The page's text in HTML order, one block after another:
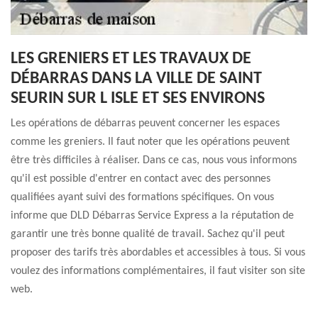
LES GRENIERS ET LES TRAVAUX DE
DÉBARRAS DANS LA VILLE DE SAINT
SEURIN SUR L ISLE ET SES ENVIRONS
Les opérations de débarras peuvent concerner les espaces
comme les greniers. Il faut noter que les opérations peuvent
être très difficiles à réaliser. Dans ce cas, nous vous informons
qu'il est possible d'entrer en contact avec des personnes
qualifiées ayant suivi des formations spécifiques. On vous
informe que DLD Débarras Service Express a la réputation de
garantir une très bonne qualité de travail. Sachez qu'il peut
proposer des tarifs très abordables et accessibles à tous. Si vous
voulez des informations complémentaires, il faut visiter son site
web.